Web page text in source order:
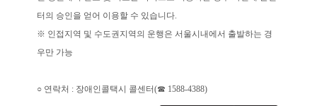
터의 승인을 얻어 이용할 수 있습니다.
※ 인접지역 및 수도권지역의 운행은 서울시내에서 출발하는 경
우만 가능
○ 연락처 : 장애인콜택시 콜센터(☎ 1588-4388)